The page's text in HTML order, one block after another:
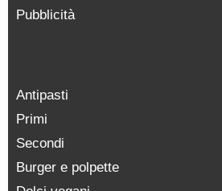
Pubblicità
Antipasti
Primi
Secondi
Burger e polpette